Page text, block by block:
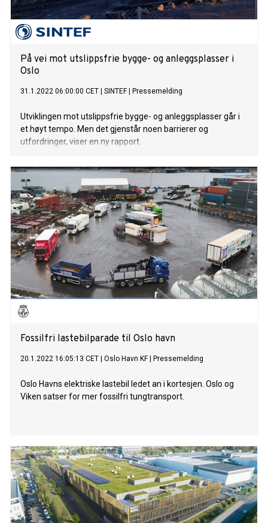
På vei mot utslippsfrie bygge- og anleggsplasser i
Oslo
31.1.2022 06:00:00 CET SINTEF| Pressemelding
Utviklingen mot utslippsfrie bygge- og anleggsplasser går i
et høyt tempo. Men det gjenstår noen barrierer og
utfordringer, viser en ny rapport.
Fossilfri lastebilparade til Oslo havn
20.1.2022 16:05:13 CET Oslo Havn KF| Pressemelding
Oslo Havns elektriske lastebil ledet an i kortesjen. Oslo og
Viken satser for mer fossilfri tungtransport.